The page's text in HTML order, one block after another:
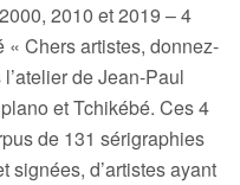
2010 et 2019 – 4
Chers artistes, donnez-
de Jean-Paul
et Tchikébé. Ces 4
de 131 sérigraphies
signées, d’artistes ayant